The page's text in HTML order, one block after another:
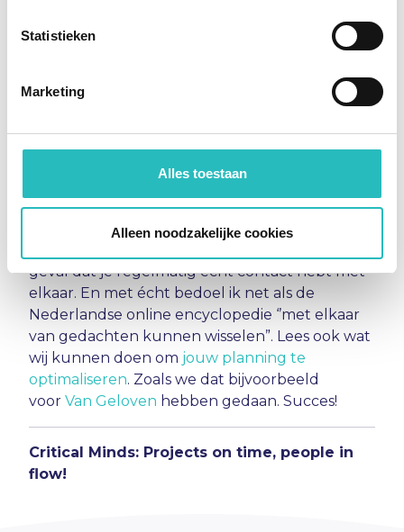
Statistieken
Marketing
Alles toestaan
Alleen noodzakelijke cookies
met elkaar in een kamertje zitten en dat alles
daarna dan gladjes verloopt. Nee, het is cruciaal
dat je wekelijks bij elkaar komt om de planning
met z’n allen door te nemen. Tijdens zo’n
sluipschutter. Dit betekent doorvragen en
concrete afspraken maken. Lukt het niet om zo
geval dat je regelmatig écht contact hebt met
elkaar. En met écht bedoel ik net als de
Nederlandse online encyclopedie ‘’met elkaar
van gedachten kunnen wisselen”. Lees ook wat
wij kunnen doen om jouw planning te
optimaliseren. Zoals we dat bijvoorbeeld
voor Van Geloven hebben gedaan. Succes!
Critical Minds: Projects on time, people in
flow!